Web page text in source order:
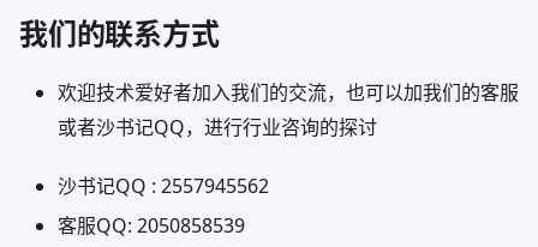
我们的联系方式
欢迎技术爱好者加入我们的交流，也可以加我们的客服
或者沙书记QQ，进行行业咨询的探讨
沙书记QQ : 2557945562
客服QQ: 2050858539